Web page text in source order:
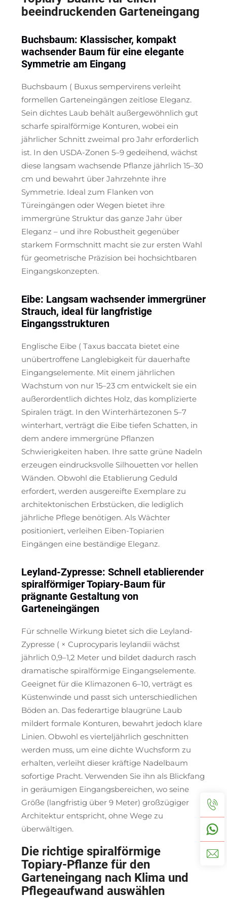
beeindruckenden Garteneingang
Buchsbaum: Klassischer, kompakt
wachsender Baum für eine elegante
Symmetrie am Eingang
Buchsbaum ( Buxus sempervirens verleiht
formellen Garteneingängen zeitlose Eleganz.
Sein dichtes Laub behält außergewöhnlich gut
scharfe spiralförmige Konturen, wobei ein
jährlicher Schnitt zweimal pro Jahr erforderlich
ist. In den USDA-Zonen 5–9 gedeihend, wächst
diese langsam wachsende Pflanze jährlich 15–30
cm und bewahrt über Jahrzehnte ihre
Symmetrie. Ideal zum Flanken von
Türeingängen oder Wegen bietet ihre
immergrüne Struktur das ganze Jahr über
Eleganz – und ihre Robustheit gegenüber
starkem Formschnitt macht sie zur ersten Wahl
für geometrische Präzision bei hochsichtbaren
Eingangskonzepten.
Eibe: Langsam wachsender immergrüner
Strauch, ideal für langfristige
Eingangsstrukturen
Englische Eibe ( Taxus baccata bietet eine
unübertroffene Langlebigkeit für dauerhafte
Eingangselemente. Mit einem jährlichen
Wachstum von nur 15–23 cm entwickelt sie ein
außerordentlich dichtes Holz, das komplizierte
Spiralen trägt. In den Winterhärtezonen 5–7
winterhart, verträgt die Eibe tiefen Schatten, in
dem andere immergrüne Pflanzen
Schwierigkeiten haben. Ihre satte grüne Nadeln
erzeugen eindrucksvolle Silhouetten vor hellen
Wänden. Obwohl die Etablierung Geduld
erfordert, werden ausgereifte Exemplare zu
architektonischen Erbstücken, die lediglich
jährliche Pflege benötigen. Als Wächter
positioniert, verleihen Eiben-Topiarien
Eingängen eine beständige Eleganz.
Leyland-Zypresse: Schnell etablierender
spiralförmiger Topiary-Baum für
prägnante Gestaltung von
Garteneingängen
Für schnelle Wirkung bietet sich die Leyland-
Zypresse ( × Cuprocyparis leylandii wächst
jährlich 0,9–1,2 Meter und bildet dadurch rasch
dramatische spiralförmige Eingangselemente.
Geeignet für die Klimazonen 6–10, verträgt es
Küstenwinde und passt sich unterschiedlichen
Böden an. Das federartige blaugrüne Laub
mildert formale Konturen, bewahrt jedoch klare
Linien. Obwohl es vierteljährlich geschnitten
werden muss, um eine dichte Wuchsform zu
erhalten, verleiht dieser kräftige Nadelbaum
sofortige Pracht. Verwenden Sie ihn als Blickfang
in geräumigen Eingangsbereichen, wo seine
Größe (langfristig über 9 Meter) großzügiger
Architektur entspricht, ohne Wege zu
überwältigen.
Die richtige spiralförmige
Topiary-Pflanze für den
Garteneingang nach Klima und
Pflegeaufwand auswählen